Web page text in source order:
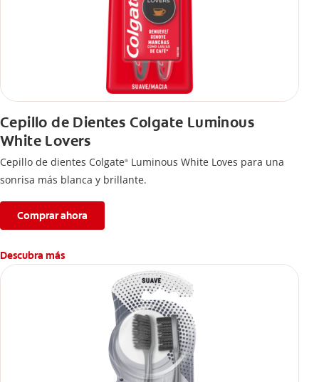
Cepillo de Dientes Colgate Luminous
White Lovers
Cepillo de dientes Colgate® Luminous White Loves para una
sonrisa más blanca y brillante.
Comprar ahora
Descubra más